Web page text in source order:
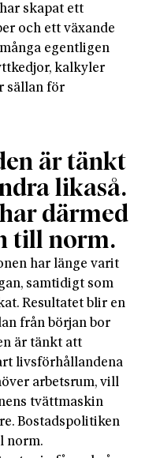
skapat ett
och ett växande
egentligen
kalkyler
sällan för
är tänkt
likaså.
därmed
till norm.
har länge varit
samtidigt som
Resultatet blir en
från början bor
är tänkt att
livsförhållandena
arbetsrum, vill
tvättmaskin
Bostadspolitiken
norm.